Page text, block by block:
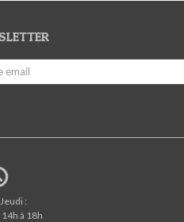
:
à 18h